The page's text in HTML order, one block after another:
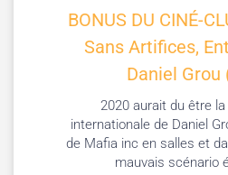
BONUS DU CINÉ-
Sans Artifices,
Daniel Grou
2020 aurait du être
internationale de Daniel
de Mafia inc en salles et
mauvais scénario